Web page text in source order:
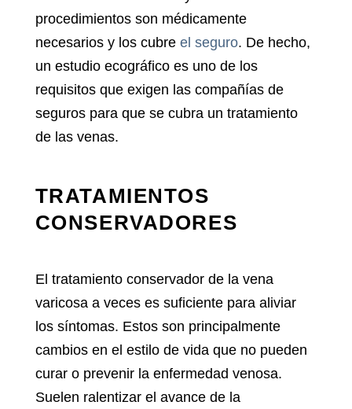
procedimientos son médicamente
necesarios y los cubre el seguro. De hecho,
un estudio ecográfico es uno de los
requisitos que exigen las compañías de
seguros para que se cubra un tratamiento
de las venas.
TRATAMIENTOS
CONSERVADORES
El tratamiento conservador de la vena
varicosa a veces es suficiente para aliviar
los síntomas. Estos son principalmente
cambios en el estilo de vida que no pueden
curar o prevenir la enfermedad venosa.
Suelen ralentizar el avance de la